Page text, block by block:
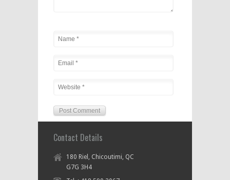
Contact Details
180 Riel, Chicoutimi, QC
G7G 3H4